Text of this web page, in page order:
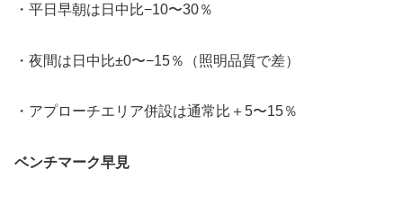
・平日早朝は日中比−10〜30％
・夜間は日中比±0〜−15％（照明品質で差）
・アプローチエリア併設は通常比＋5〜15％
ベンチマーク早見